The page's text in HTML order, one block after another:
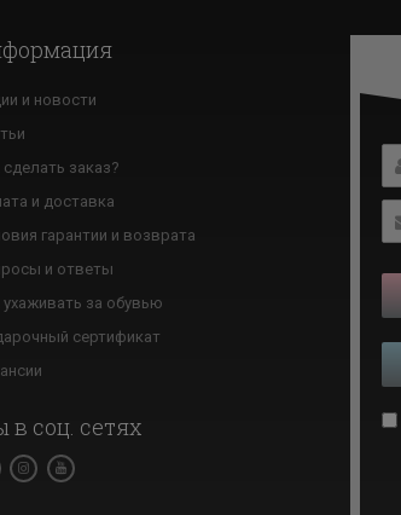
и новости
сделать заказ?
и доставка
гарантии и возврата
и ответы
ухаживать за обувью
сертификат
в соц. сетях